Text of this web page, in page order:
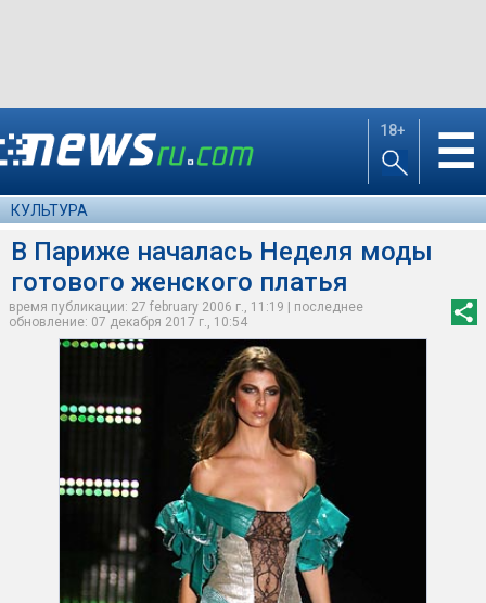
18+ ☰
КУЛЬТУРА
В Париже началась Неделя моды
готового женского платья
время публикации: 27 february 2006 г., 11:19 | последнее
обновление: 07 декабря 2017 г., 10:54